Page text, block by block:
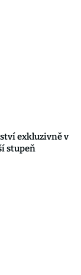
exkluzivně v
stupeň